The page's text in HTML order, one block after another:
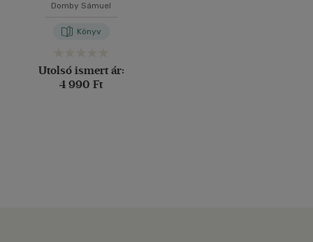
Domby Sámuel
Könyv
Utolsó ismert ár:
4 990 Ft